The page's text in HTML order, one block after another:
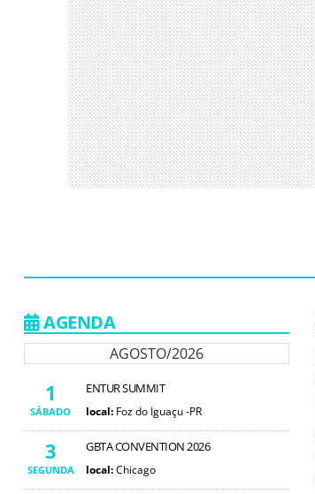
AGENDA
AGOSTO/2026
1
SÁBADO
ENTUR SUMMIT
local: Foz do Iguaçu -PR
3
SEGUNDA
GBTA CONVENTION 2026
local:Chicago